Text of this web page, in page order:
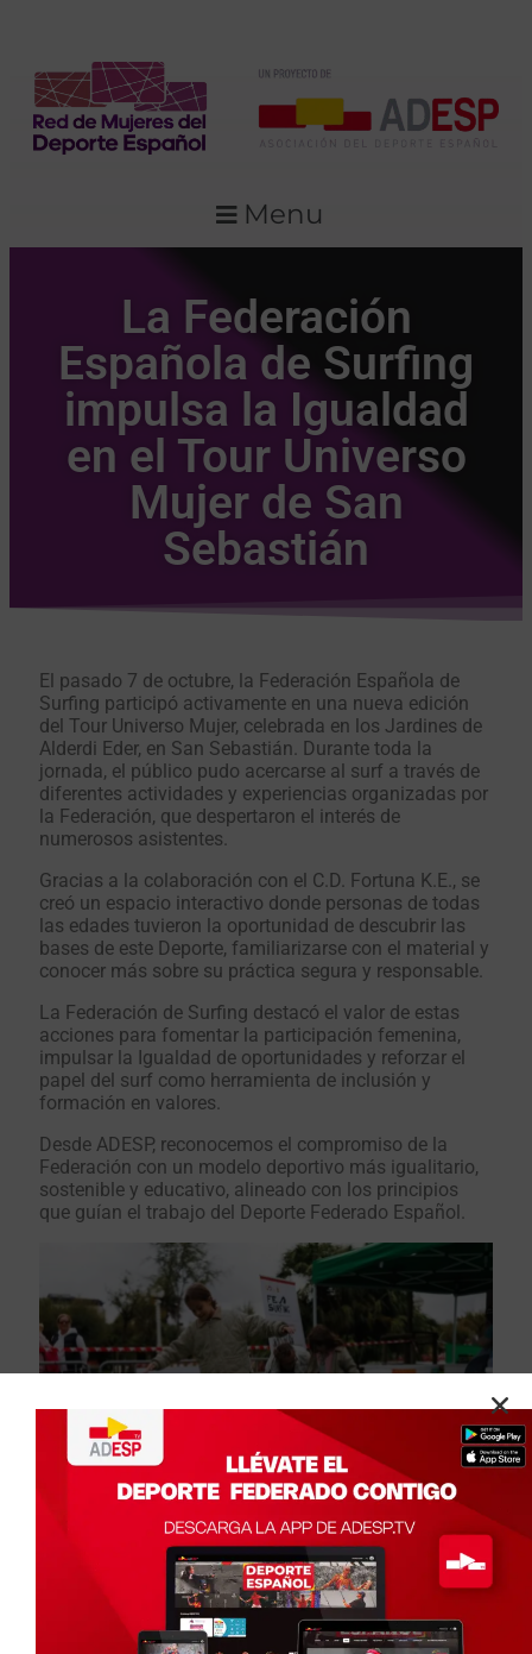
Menu
La Federación
Española de Surfing
impulsa la Igualdad
en el Tour Universo
Mujer de San
Sebastián
El pasado 7 de octubre, la Federación Española de
Surfing participó activamente en una nueva edición
del Tour Universo Mujer, celebrada en los Jardines de
Alderdi Eder, en San Sebastián. Durante toda la
jornada, el público pudo acercarse al surf a través de
diferentes actividades y experiencias organizadas por
la Federación, que despertaron el interés de
numerosos asistentes.
Gracias a la colaboración con el C.D. Fortuna K.E., se
creó un espacio interactivo donde personas de todas
las edades tuvieron la oportunidad de descubrir las
bases de este Deporte, familiarizarse con el material y
conocer más sobre su práctica segura y responsable.
La Federación de Surfing destacó el valor de estas
acciones para fomentar la participación femenina,
impulsar la Igualdad de oportunidades y reforzar el
papel del surf como herramienta de inclusión y
formación en valores.
Desde ADESP, reconocemos el compromiso de la
Federación con un modelo deportivo más igualitario,
sostenible y educativo, alineado con los principios
que guían el trabajo del Deporte Federado Español.